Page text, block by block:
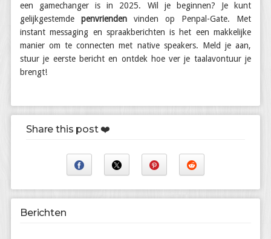
een gamechanger is in 2025. Wil je beginnen? Je kunt
gelijkgestemde penvrienden vinden op Penpal-Gate. Met
instant messaging en spraakberichten is het een makkelijke
manier om te connecten met native speakers. Meld je aan,
stuur je eerste bericht en ontdek hoe ver je taalavontuur je
brengt!
Share this post ❤️
Berichten